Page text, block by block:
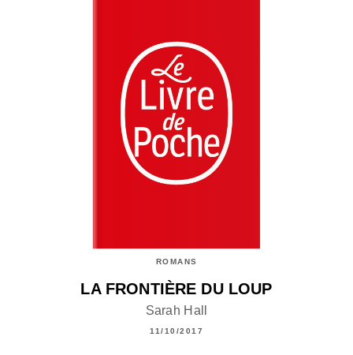
ROMANS
LA FRONTIÈRE DU LOUP
Sarah Hall
11/10/2017